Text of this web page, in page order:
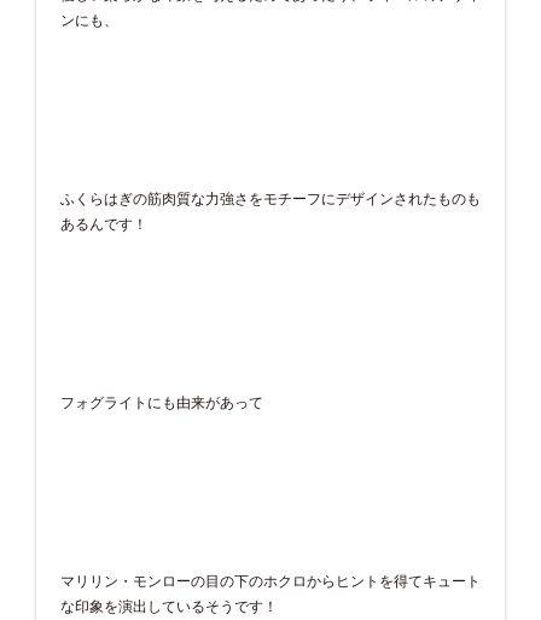
ンにも、
ふくらはぎの筋肉質な力強さをモチーフにデザインされたものも
あるんです！
フォグライトにも由来があって
マリリン・モンローの目の下のホクロからヒントを得てキュート
な印象を演出しているそうです！